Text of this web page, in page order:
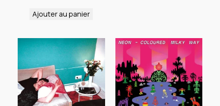
Ajouter au panier